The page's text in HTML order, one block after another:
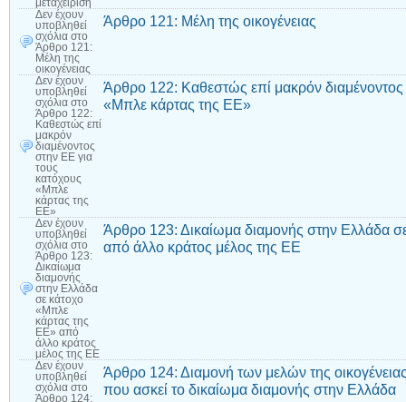
μεταχείριση
Δεν έχουν
υποβληθεί
σχόλια στο
Άρθρο 121:
Μέλη της
οικογένειας
Άρθρο 121: Μέλη της οικογένειας
Δεν έχουν
υποβληθεί
σχόλια στο
Άρθρο 122:
Καθεστώς επί
μακρόν
διαμένοντος
στην ΕΕ για
τους
κατόχους
«Μπλε
κάρτας της
ΕΕ»
Άρθρο 122: Καθεστώς επί μακρόν
«Μπλε κάρτας της ΕΕ»
Δεν έχουν
υποβληθεί
σχόλια στο
Άρθρο 123:
Δικαίωμα
διαμονής
στην Ελλάδα
σε κάτοχο
«Μπλε
κάρτας της
ΕΕ» από
άλλο κράτος
μέλος της ΕΕ
Άρθρο 123: Δικαίωμα διαμονής στην Ελλάδα
από άλλο κράτος μέλος της ΕΕ
Δεν έχουν
υποβληθεί
σχόλια στο
Άρθρο 124:
Άρθρο 124: Διαμονή των μελών της
που ασκεί το δικαίωμα διαμονής στην Ελλάδα